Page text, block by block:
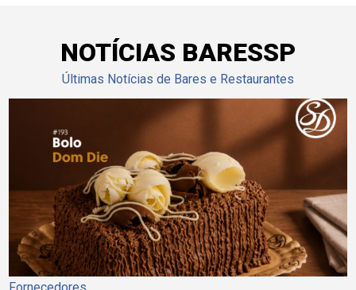
NOTÍCIAS BARESSP
Últimas Notícias de Bares e Restaurantes